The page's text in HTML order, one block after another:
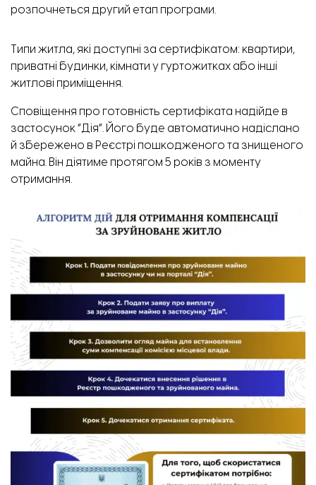
розпочнеться другий етап програми.
Типи житла, які доступні за сертифікатом: квартири,
приватні будинки, кімнати у гуртожитках або інші
житлові приміщення.
Сповіщення про готовність сертифіката надійде в
застосунок “Дія”. Його буде автоматично надіслано
й збережено в Реєстрі пошкодженого та знищеного
майна. Він діятиме протягом 5 років з моменту
отримання.